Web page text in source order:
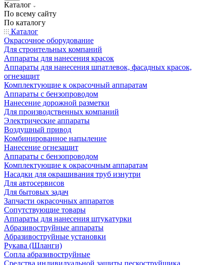
Каталог
По всему сайту
По каталогу
Каталог
Окрасочное оборудование
Для строительных компаний
Аппараты для нанесения красок
Аппараты для нанесения шпатлевок, фасадных красок,
огнезащит
Комплектующие к окрасочный аппаратам
Аппараты с бензопроводом
Нанесение дорожной разметки
Для производственных компаний
Электрические аппараты
Воздушный привод
Комбинированное напыление
Нанесение огнезащит
Аппараты с бензопроводом
Комплектующие к окрасочным аппаратам
Насадки для окрашивания труб изнутри
Для автосервисов
Для бытовых задач
Запчасти окрасочных аппаратов
Сопутствующие товары
Аппараты для нанесения штукатурки
Aбразивоструйные аппараты
Абразивоструйные установки
Рукава (Шланги)
Сопла абразивоструйные
Средства индивидуальной защиты пескоструйщика